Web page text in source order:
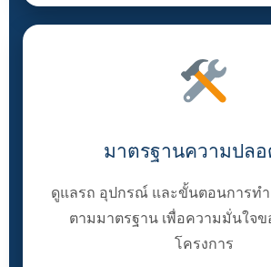
มาตรฐานความปล
ดูแลรถ อุปกรณ์ และขั้นตอนการทำ
ตามมาตรฐาน เพื่อความมั่นใจ
โครงการ